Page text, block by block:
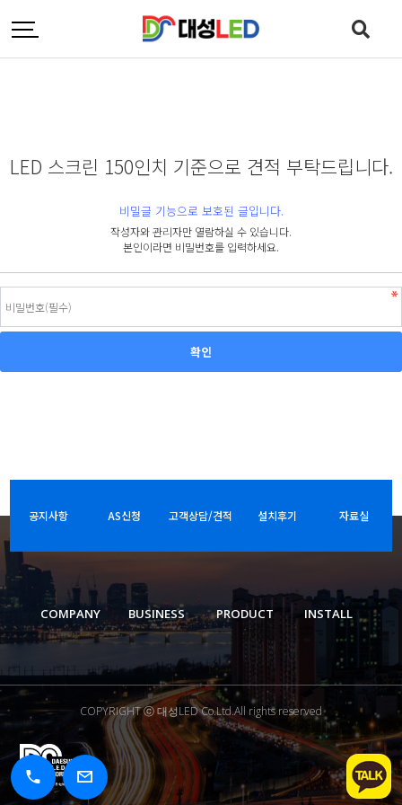
LED 스크린 150인치 기준으로 견적 부탁드립니다.
비밀글 기능으로 보호된 글입니다.
작성자와 관리자만 열람하실 수 있습니다.
본인이라면 비밀번호를 입력하세요.
공지사항 AS신청 고객상담/견적 설치후기 자료실
COMPANY BUSINESS PRODUCT INSTALL
COPYRIGHT ⓒ 대성LED Co.Ltd.All rights reserved